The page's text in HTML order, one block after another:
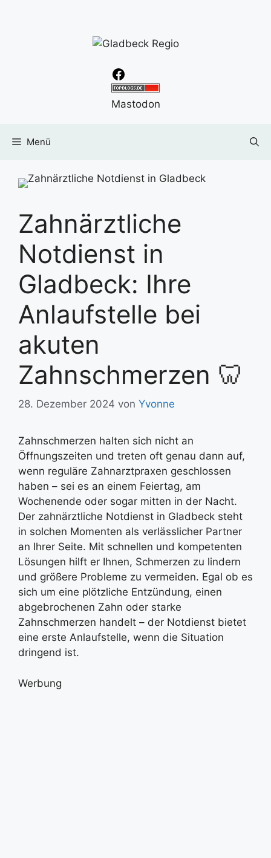
Facebook
Mastodon
Menü
Zahnärztliche
Notdienst in
Gladbeck: Ihre
Anlaufstelle bei
akuten
Zahnschmerzen 🦷
28. Dezember 2024 von Yvonne
Zahnschmerzen halten sich nicht an
Öffnungszeiten und treten oft genau dann auf,
wenn reguläre Zahnarztpraxen geschlossen
haben – sei es an einem Feiertag, am
Wochenende oder sogar mitten in der Nacht.
Der zahnärztliche Notdienst in Gladbeck steht
in solchen Momenten als verlässlicher Partner
an Ihrer Seite. Mit schnellen und kompetenten
Lösungen hilft er Ihnen, Schmerzen zu lindern
und größere Probleme zu vermeiden. Egal ob es
sich um eine plötzliche Entzündung, einen
abgebrochenen Zahn oder starke
Zahnschmerzen handelt – der Notdienst bietet
eine erste Anlaufstelle, wenn die Situation
dringend ist.
Werbung